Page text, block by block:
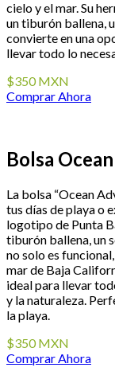
cielo y el mar. Su
un tiburón ballena,
convierte en una
llevar todo lo
$350 MXN
Comprar Ahora
Bolsa
La bolsa “Ocean
tus días de playa o
logotipo de Punta
tiburón ballena, un
no solo es
mar de Baja
ideal para llevar
y la naturaleza.
la playa.
$350 MXN
Comprar Ahora